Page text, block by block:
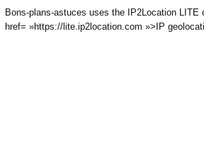
Bons-plans-astuces uses the IP2Location LITE
href= »https://lite.ip2location.com »>IP